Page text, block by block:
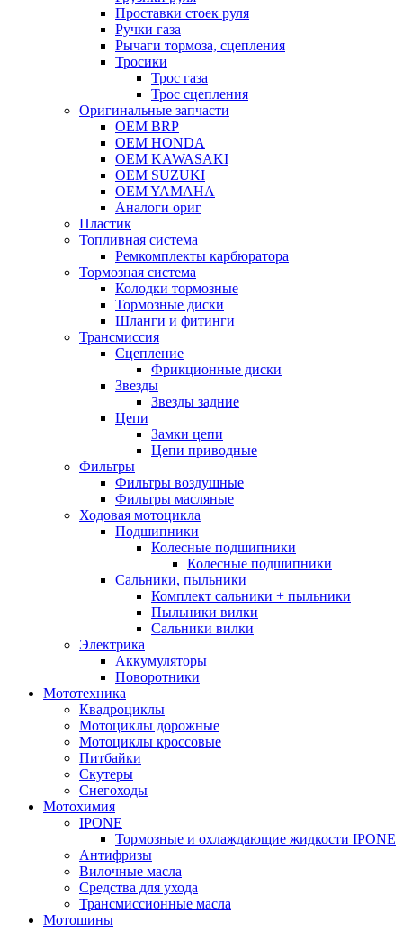
Проставки стоек руля
Ручки газа
Рычаги тормоза, сцепления
Тросики
Трос газа
Трос сцепления
Оригинальные запчасти
OEM BRP
OEM HONDA
OEM KAWASAKI
OEM SUZUKI
OEM YAMAHA
Аналоги ориг
Пластик
Топливная система
Ремкомплекты карбюратора
Тормозная система
Колодки тормозные
Тормозные диски
Шланги и фитинги
Трансмиссия
Cцепление
Фрикционные диски
Звезды
Звезды задние
Цепи
Замки цепи
Цепи приводные
Фильтры
Фильтры воздушные
Фильтры масляные
Ходовая мотоцикла
Подшипники
Колесные подшипники
Колесные подшипники
Сальники, пыльники
Комплект сальники + пыльники
Пыльники вилки
Сальники вилки
Электрика
Аккумуляторы
Поворотники
Мототехника
Квадроциклы
Мотоциклы дорожные
Мотоциклы кроссовые
Питбайки
Скутеры
Снегоходы
Мотохимия
IPONE
Тормозные и охлаждающие жидкости IPONE
Антифризы
Вилочные масла
Средства для ухода
Трансмиссионные масла
Мотошины